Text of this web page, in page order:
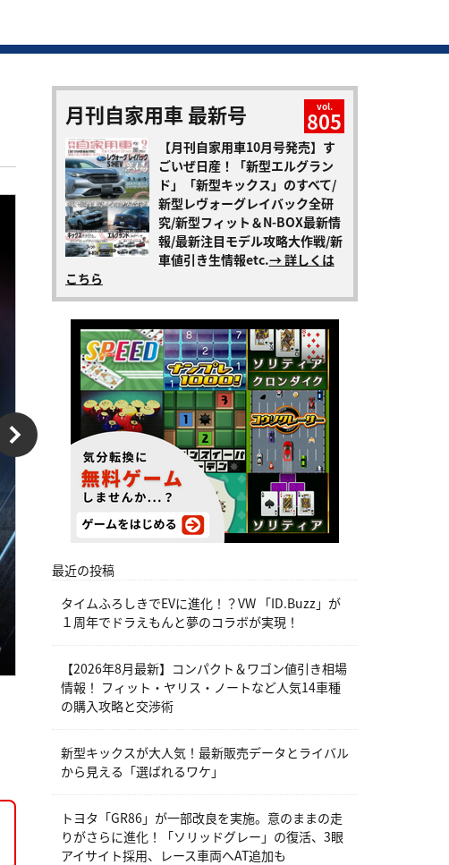
月刊自家用車 最新号 vol.
805
【月刊自家用車10月号発売】す
ごいぜ日産！「新型エルグラン
ド」「新型キックス」のすべて/
新型レヴォーグレイバック全研
究/新型フィット＆N-BOX最新情
報/最新注目モデル攻略大作戦/新
車値引き生情報etc.→ 詳しくは
こちら
最近の投稿
タイムふろしきでEVに進化！？VW 「ID.Buzz」が
１周年でドラえもんと夢のコラボが実現！
【2026年8月最新】コンパクト＆ワゴン値引き相場
情報！ フィット・ヤリス・ノートなど人気14車種
の購入攻略と交渉術
新型キックスが大人気！最新販売データとライバル
から見える「選ばれるワケ」
トヨタ「GR86」が一部改良を実施。意のままの走
りがさらに進化！「ソリッドグレー」の復活、3眼
アイサイト採用、レース車両へAT追加も